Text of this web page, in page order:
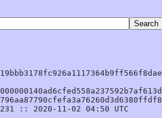
:: 2020-11-02 04:50 UTC